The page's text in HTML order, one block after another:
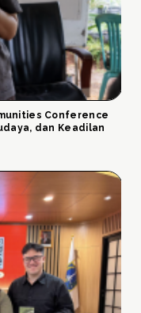
Conference
dan Keadilan